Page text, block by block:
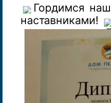
Гордимся
наставниками!